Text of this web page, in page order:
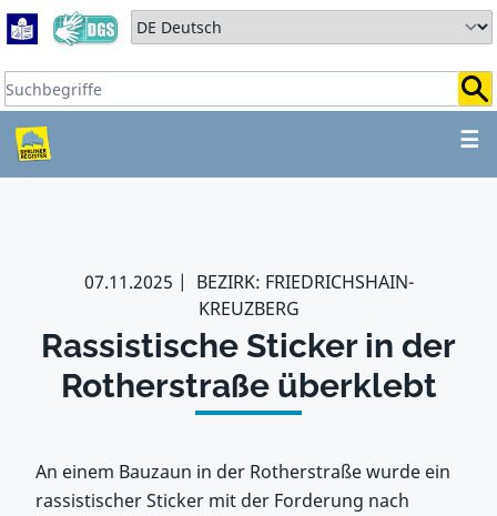
Zum Hauptbereich springen
Zum Hauptmenü springen
Sprache auswählen:
Suchbegriffe:
☰
ZUM HAUPTBEREICH
07.11.2025
BEZIRK: FRIEDRICHSHAIN-
KREUZBERG
Rassistische Sticker in der
Rotherstraße überklebt
An einem Bauzaun in der Rotherstraße wurde ein
rassistischer Sticker mit der Forderung nach